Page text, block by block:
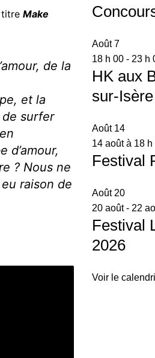
Make
de la
et la
de surfer
d’amour,
? Nous ne
raison de
Août7
18 h 00- 23 h
HK aux
sur-Isère
Août 14
14 août à 18 h
Festival
Août 20
20 août- 22
Festival
2026
Voir le